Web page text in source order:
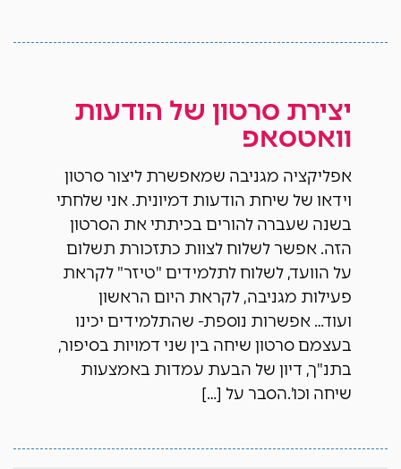
יצירת סרטון של הודעות
וואטסאפ
אפליקציה מגניבה שמאפשרת ליצור סרטון
וידאו של שיחת הודעות דמיונית. אני שלחתי
בשנה שעברה להורים בכיתתי את הסרטון
הזה. אפשר לשלוח לצוות כתזכורת תשלום
על הוועד, לשלוח לתלמידים "טיזר" לקראת
פעילות מגניבה, לקראת היום הראשון
ועוד… אפשרות נוספת- שהתלמידים יכינו
בעצמם סרטון שיחה בין שני דמויות בסיפור,
בתנ"ך, דיון של הבעת עמדות באמצעות
שיחה וכו'.הסבר על […]